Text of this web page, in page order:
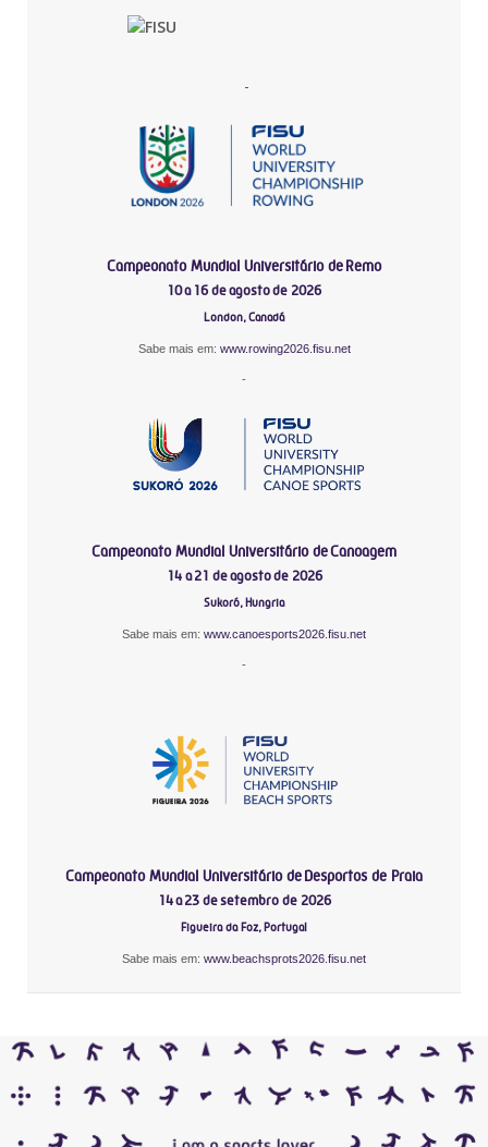
-
Campeonato Mundial Universitário de Remo
10 a 16 de agosto de 2026
London, Canadá
Sabe mais em: www.rowing2026.fisu.net
-
Campeonato Mundial Universitário de Canoagem
14 a 21 de agosto de 2026
Sukoró, Hungria
Sabe mais em: www.canoesports2026.fisu.net
-
Campeonato Mundial Universitário de Desportos de Praia
14 a 23 de setembro de 2026
Figueira da Foz, Portugal
Sabe mais em: www.beachsprots2026.fisu.net